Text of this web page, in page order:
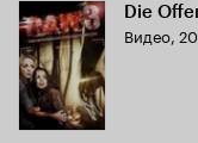
Die
Видео,